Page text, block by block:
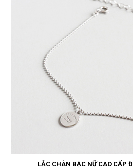
LẮC CHÂN BẠC NỮ CAO CẤP